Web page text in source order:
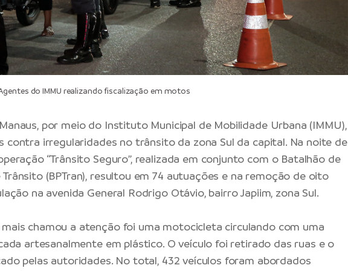
do IMMU realizando fiscalização em motos
por meio do Instituto Municipal de Mobilidade Urbana (IMMU),
contra irregularidades no trânsito da zona Sul da capital. Na noite de
“Trânsito Seguro”, realizada em conjunto com o Batalhão de
(BPTran), resultou em 74 autuações e na remoção de oito
na avenida General Rodrigo Otávio, bairro Japiim, zona Sul.
chamou a atenção foi uma motocicleta circulando com uma
artesanalmente em plástico. O veículo foi retirado das ruas e o
pelas autoridades. No total, 432 veículos foram abordados